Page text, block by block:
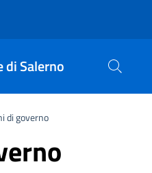
di Salerno
di governo